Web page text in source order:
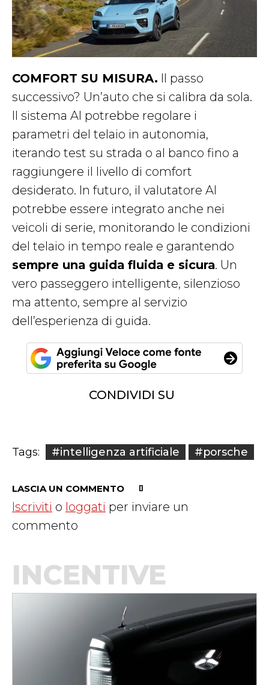
COMFORT SU MISURA. Il passo
successivo? Un’auto che si calibra da sola.
Il sistema AI potrebbe regolare i
parametri del telaio in autonomia,
iterando test su strada o al banco fino a
raggiungere il livello di comfort
desiderato. In futuro, il valutatore AI
potrebbe essere integrato anche nei
veicoli di serie, monitorando le condizioni
del telaio in tempo reale e garantendo
sempre una guida fluida e sicura. Un
vero passeggero intelligente, silenzioso
ma attento, sempre al servizio
dell’esperienza di guida.
CONDIVIDI SU
Tags: #intelligenza artificiale #porsche
LASCIA UN COMMENTO
Iscriviti o loggati per inviare un
commento
INCENTIVE